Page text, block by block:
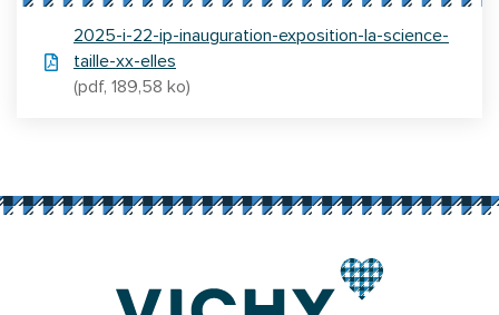
2025-i-22-ip-inauguration-exposition-la-science-
taille-xx-elles
(pdf, 189,58 ko)